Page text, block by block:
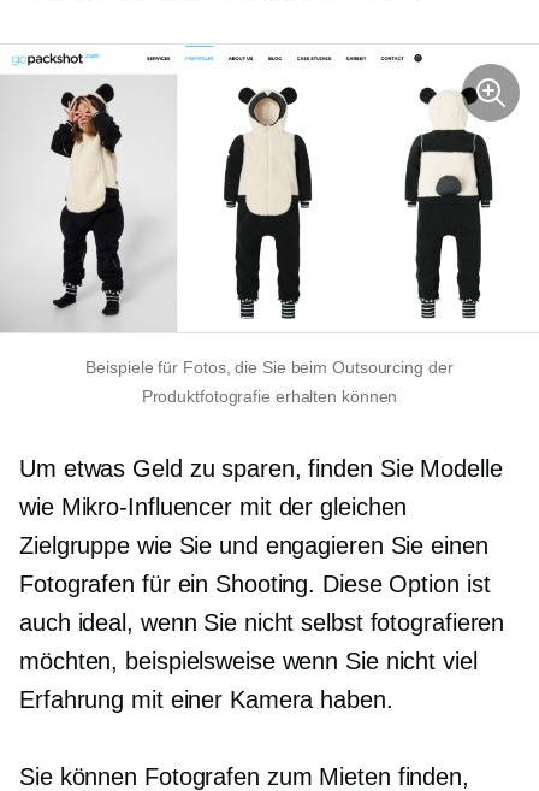
Beispiele für Fotos, die Sie beim Outsourcing der
Produktfotografie erhalten können
Um etwas Geld zu sparen, finden Sie Modelle
wie Mikro-Influencer mit der gleichen
Zielgruppe wie Sie und engagieren Sie einen
Fotografen für ein Shooting. Diese Option ist
auch ideal, wenn Sie nicht selbst fotografieren
möchten, beispielsweise wenn Sie nicht viel
Erfahrung mit einer Kamera haben.
Sie können Fotografen zum Mieten finden,